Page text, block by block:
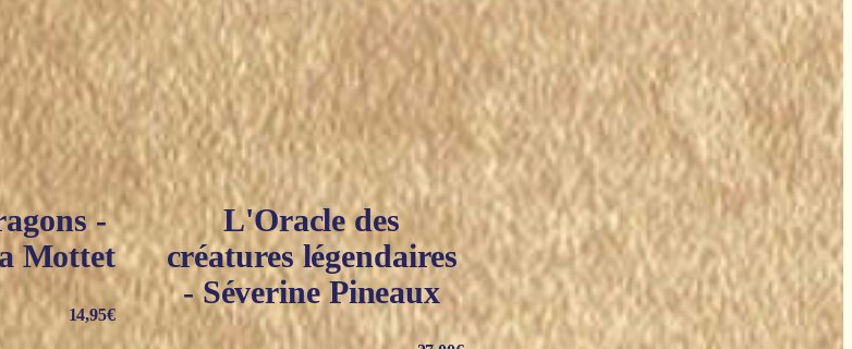
-
Mottet
14,95€
L'Oracle des
créatures légendaires
- Séverine Pineaux